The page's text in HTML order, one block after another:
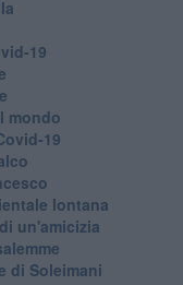
19
mondo
19
lontana
un'amicizia
di Soleimani